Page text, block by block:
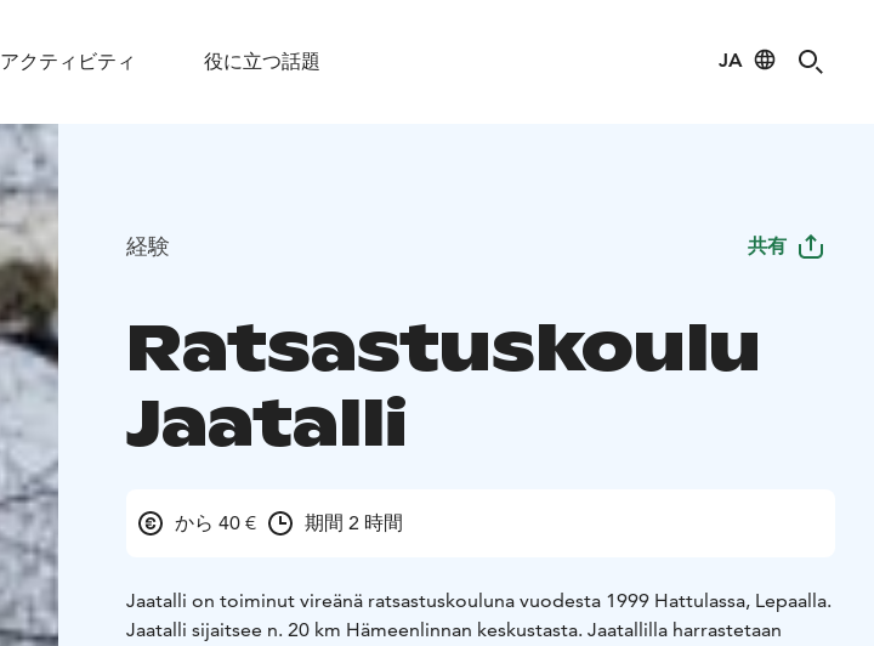
アクティビティ 役に立つ話題 JA
経験 共有
Ratsastuskoulu
Jaatalli
から 40 € 期間 2 時間
Jaatalli on toiminut vireänä ratsastuskouluna vuodesta 1999 Hattulassa, Lepaalla.
Jaatalli sijaitsee n. 20 km Hämeenlinnan keskustasta. Jaatallilla harrastetaan